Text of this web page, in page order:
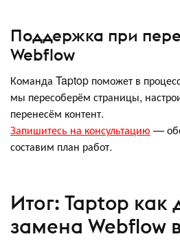
Поддержка при
Webflow
Команда Taptop поможет в
мы пересоберём страницы,
перенесём контент.
Запишитесь на консультацию —
составим план работ.
Итог: Taptop как
замена Webflow